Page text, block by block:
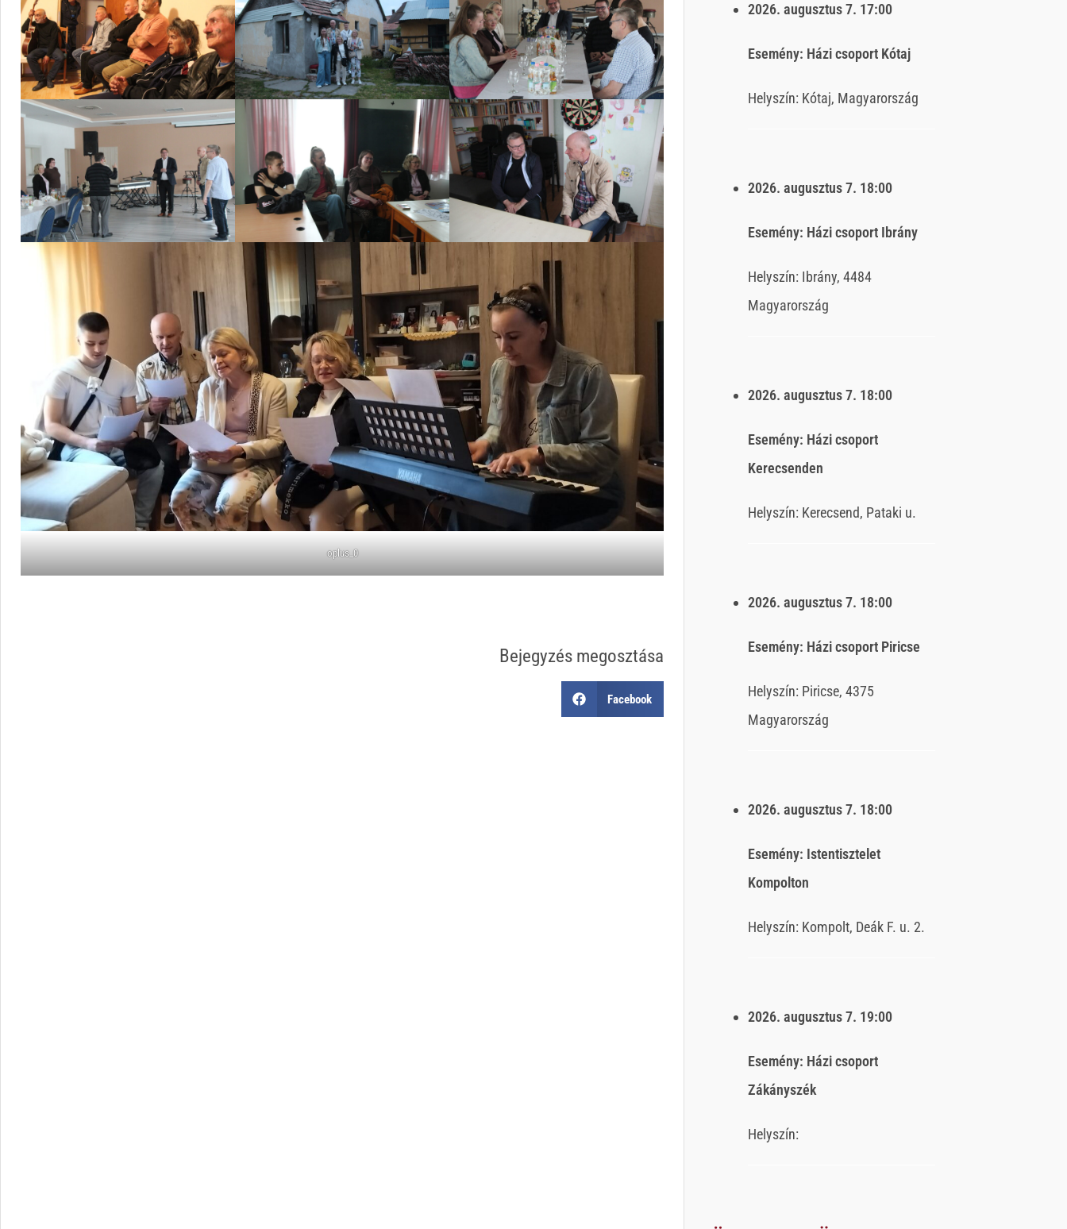
oplus_0
Bejegyzés megosztása
Facebook
2026. augusztus 7. 17:00
Esemény: Házi csoport Kótaj
Helyszín: Kótaj, Magyarország
2026. augusztus 7. 18:00
Esemény: Házi csoport Ibrány
Helyszín: Ibrány, 4484
Magyarország
2026. augusztus 7. 18:00
Esemény: Házi csoport
Kerecsenden
Helyszín: Kerecsend, Pataki u.
2026. augusztus 7. 18:00
Esemény: Házi csoport Piricse
Helyszín: Piricse, 4375
Magyarország
2026. augusztus 7. 18:00
Esemény: Istentisztelet
Kompolton
Helyszín: Kompolt, Deák F. u. 2.
2026. augusztus 7. 19:00
Esemény: Házi csoport
Zákányszék
Helyszín: